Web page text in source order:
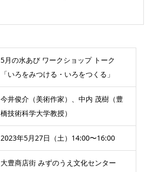
5月の水あび ワークショップ トーク
「いろをみつける・いろをつくる」
今井俊介（美術作家）、中内 茂樹（豊
橋技術科学大学教授）
2023年5月27日（土）14:00〜16:00
大豊商店街 みずのうえ文化センター